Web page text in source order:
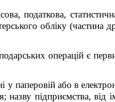
податкова,
обліку (частина
операцій є
паперовій або в
назву підприємства, від